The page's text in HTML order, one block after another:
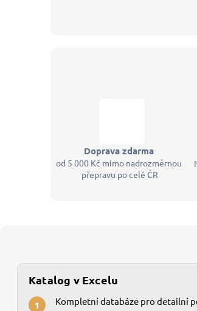
Doprava zdarma
od 5 000 Kč mimo nadrozměrnou
přepravu po celé ČR
Katalog v Excelu
1 Kompletní databáze pro detailní